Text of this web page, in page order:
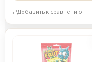
⇄Добавить к сравнению